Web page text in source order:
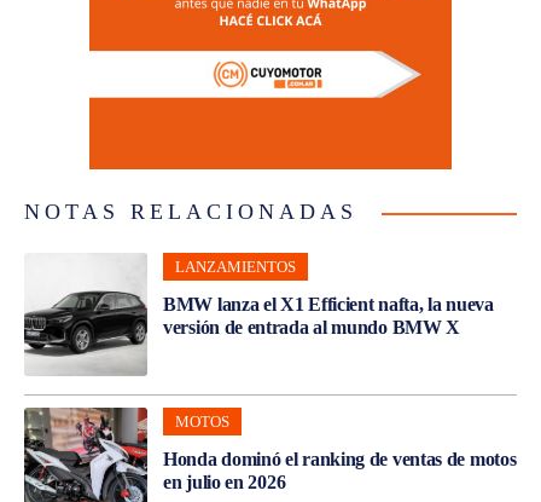
NOTAS RELACIONADAS
LANZAMIENTOS
BMW lanza el X1 Efficient nafta, la nueva
versión de entrada al mundo BMW X
MOTOS
Honda dominó el ranking de ventas de motos
en julio en 2026